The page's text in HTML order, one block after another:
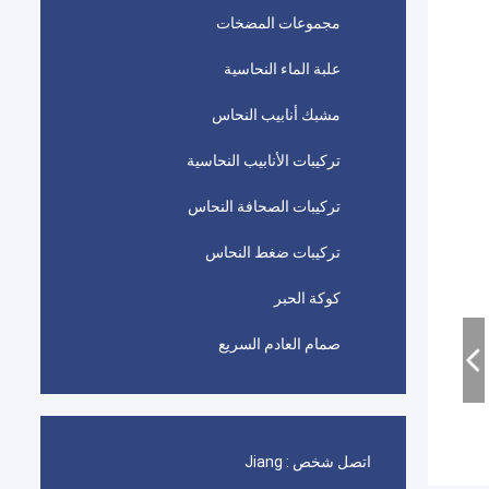
مجموعات المضخات
علبة الماء النحاسية
مشبك أنابيب النحاس
تركيبات الأنابيب النحاسية
تركيبات الصحافة النحاس
تركيبات ضغط النحاس
كوكة الحبر
صمام العادم السريع
اتصل شخص : Jiang